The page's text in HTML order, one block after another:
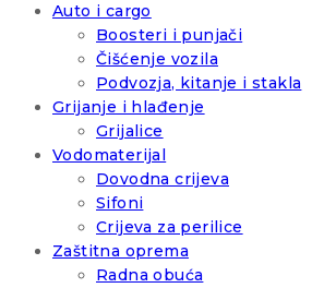
Auto i cargo
Boosteri i punjači
Čišćenje vozila
Podvozja, kitanje i stakla
Grijanje i hlađenje
Grijalice
Vodomaterijal
Dovodna crijeva
Sifoni
Crijeva za perilice
Zaštitna oprema
Radna obuća